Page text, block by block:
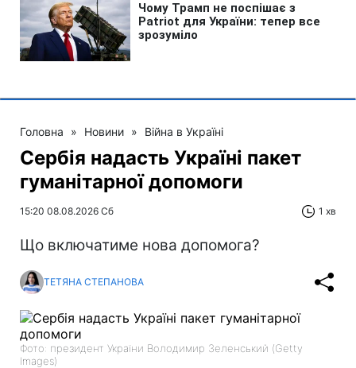
Головна » Новини » Війна в Україні
Сербія надасть Україні пакет
гуманітарної допомоги
15:20 08.08.2026 Сб 1 хв
Що включатиме нова допомога?
ТЕТЯНА СТЕПАНОВА
Фото: президент України Володимир Зеленський (Getty
Images)